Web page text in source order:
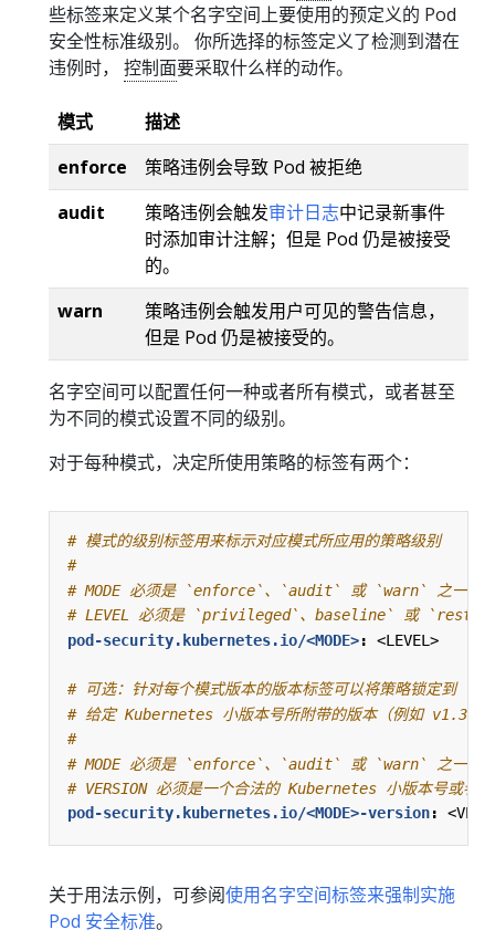
些标签来定义某个名字空间上要使用的预定义的 Pod
安全性标准级别。 你所选择的标签定义了检测到潜在
违例时， 控制面要采取什么样的动作。
模式
描述
enforce
策略违例会导致 Pod 被拒绝
audit
策略违例会触发审计日志中记录新事件
时添加审计注解；但是 Pod 仍是被接受
的。
warn
策略违例会触发用户可见的警告信息，
但是 Pod 仍是被接受的。
名字空间可以配置任何一种或者所有模式，或者甚至
为不同的模式设置不同的级别。
对于每种模式，决定所使用策略的标签有两个：
# 模式的级别标签用来标示对应模式所应用的策略级别
#
# MODE 必须是 `enforce`、`audit` 或 `warn` 之一
# LEVEL 必须是 `privileged`、baseline` 或
pod-security.kubernetes.io/<MODE>: <LEVEL>
# 可选：针对每个模式版本的版本标签可以将策略锁定到
# 给定 Kubernetes 小版本号所附带的版本（例如 v1.36）
#
# MODE 必须是 `enforce`、`audit` 或 `warn` 之一
# VERSION 必须是一个合法的 Kubernetes 小版本号或
pod-security.kubernetes.io/<MODE>-version:
关于用法示例，可参阅使用名字空间标签来强制实施
Pod 安全标准。